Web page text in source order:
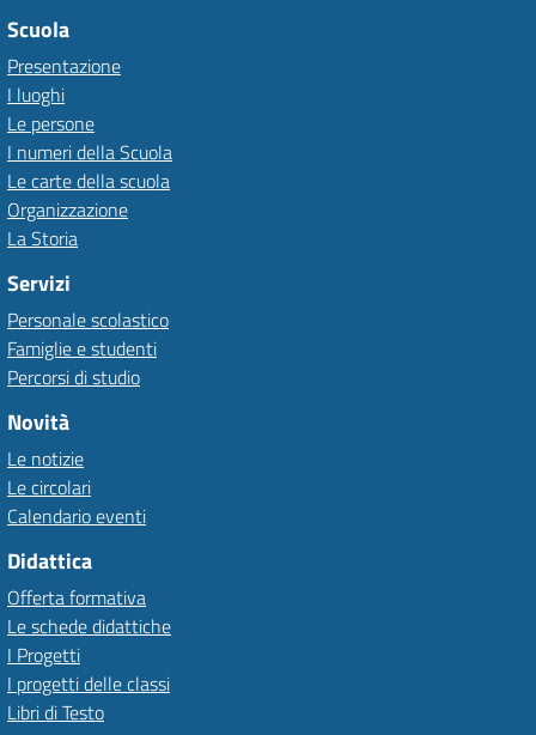
Scuola
Presentazione
I luoghi
Le persone
I numeri della Scuola
Le carte della scuola
Organizzazione
La Storia
Servizi
Personale scolastico
Famiglie e studenti
Percorsi di studio
Novità
Le notizie
Le circolari
Calendario eventi
Didattica
Offerta formativa
Le schede didattiche
I Progetti
I progetti delle classi
Libri di Testo